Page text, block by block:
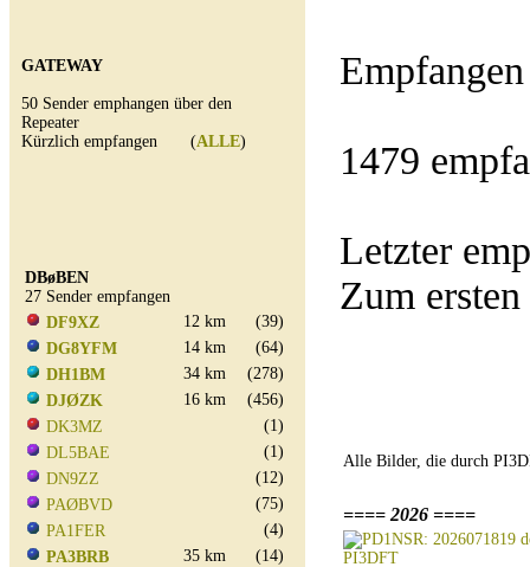
GATEWAY
50 Sender emphangen über den
Repeater
Kürzlich empfangen (ALLE)
DBøBEN
27 Sender empfangen
DF9XZ
12 km
(39)
DG8YFM
14 km
(64)
DH1BM
34 km
(278)
DJØZK
16 km
(456)
DK3MZ
(1)
DL5BAE
(1)
DN9ZZ
(12)
PAØBVD
(75)
PA1FER
(4)
PA3BRB
35 km
(14)
1479
Letzter
Zum
Alle Bilder, die durch
==== 2026 ====